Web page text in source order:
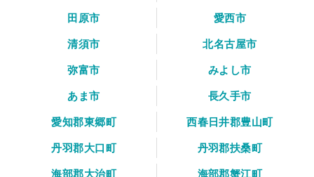
田原市
愛西市
清須市
北名古屋市
弥富市
みよし市
あま市
長久手市
愛知郡東郷町
西春日井郡豊山町
丹羽郡大口町
丹羽郡扶桑町
海部郡大治町
海部郡蟹江町